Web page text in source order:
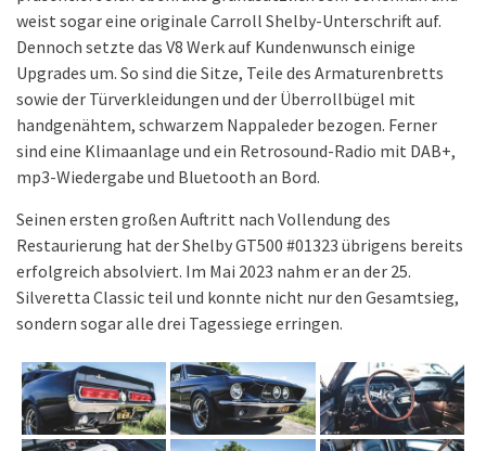
weist sogar eine originale Carroll Shelby-Unterschrift auf.
Dennoch setzte das V8 Werk auf Kundenwunsch einige
Upgrades um. So sind die Sitze, Teile des Armaturenbretts
sowie der Türverkleidungen und der Überrollbügel mit
handgenähtem, schwarzem Nappaleder bezogen. Ferner
sind eine Klimaanlage und ein Retrosound-Radio mit DAB+,
mp3-Wiedergabe und Bluetooth an Bord.
Seinen ersten großen Auftritt nach Vollendung des
Restaurierung hat der Shelby GT500 #01323 übrigens bereits
erfolgreich absolviert. Im Mai 2023 nahm er an der 25.
Silveretta Classic teil und konnte nicht nur den Gesamtsieg,
sondern sogar alle drei Tagessiege erringen.